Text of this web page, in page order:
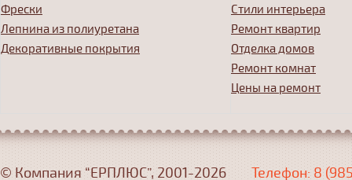
Фрески
Лепнина из полиуретана
Декоративные покрытия
Стили интерьера
Ремонт квартир
Отделка домов
Ремонт комнат
Цены на ремонт
© Компания “ЕРПЛЮС”, 2001-2026 Телефон: 8